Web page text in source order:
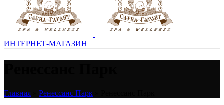
ИНТЕРНЕТ-МАГАЗИН
Главная Ренессанс Парк